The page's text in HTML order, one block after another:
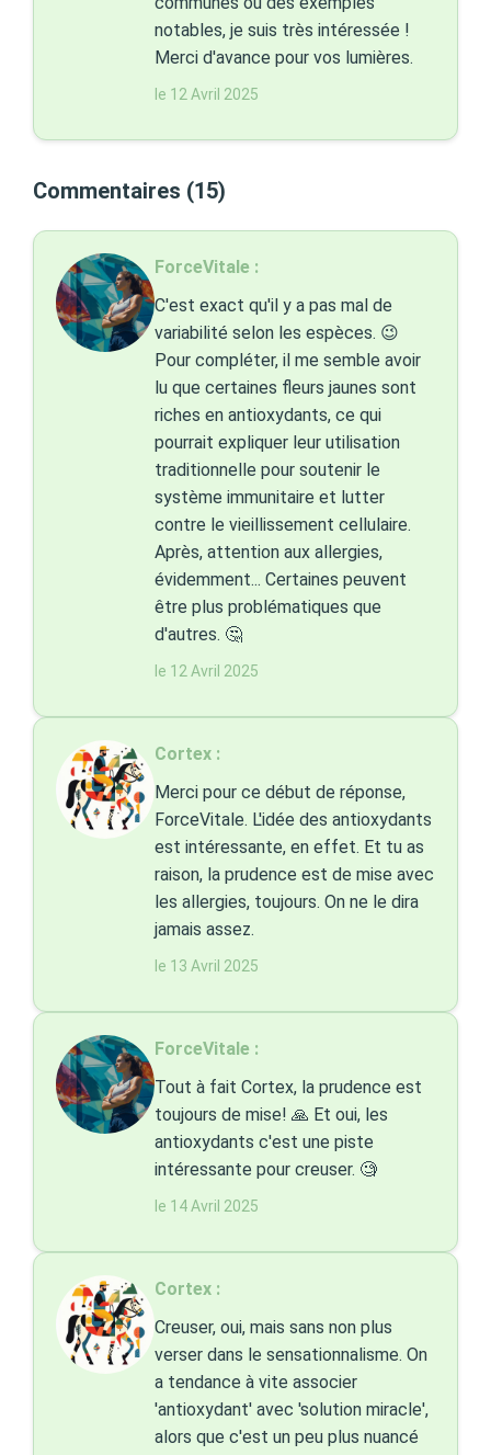
notables, je suis très intéressée !
Merci d'avance pour vos lumières.
le 12 Avril 2025
Commentaires (15)
ForceVitale :
C'est exact qu'il y a pas mal de
variabilité selon les espèces. 😉
Pour compléter, il me semble avoir
lu que certaines fleurs jaunes sont
riches en antioxydants, ce qui
pourrait expliquer leur utilisation
traditionnelle pour soutenir le
système immunitaire et lutter
contre le vieillissement cellulaire.
Après, attention aux allergies,
évidemment... Certaines peuvent
être plus problématiques que
d'autres. 🤔
le 12 Avril 2025
Cortex :
Merci pour ce début de réponse,
ForceVitale. L'idée des antioxydants
est intéressante, en effet. Et tu as
raison, la prudence est de mise avec
les allergies, toujours. On ne le dira
jamais assez.
le 13 Avril 2025
ForceVitale :
Tout à fait Cortex, la prudence est
toujours de mise! 🙏 Et oui, les
antioxydants c'est une piste
intéressante pour creuser. 🧐
le 14 Avril 2025
Cortex :
Creuser, oui, mais sans non plus
verser dans le sensationnalisme. On
a tendance à vite associer
'antioxydant' avec 'solution miracle',
alors que c'est un peu plus nuancé